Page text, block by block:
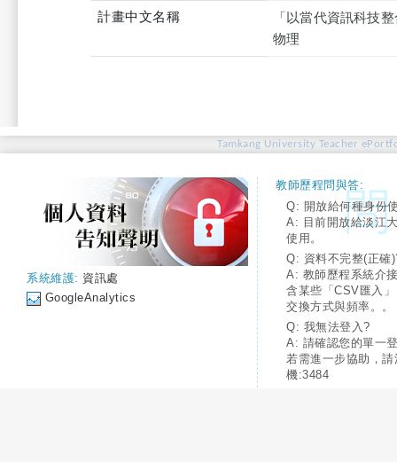
計畫中文名稱
「以當代資訊科技
物理
Tamkang University Teacher
系統維護: 資訊處
GoogleAnalytics
教師歷程問與答:
Q: 開放給何種身份
A: 目前開放給淡江
使用。
Q: 資料不完整(正確
A: 教師歷程系統介
含某些「CSV匯入
交換方式與頻率。。
Q: 我無法登入?
A: 請確認您的單一
若需進一步協助，
機:3484